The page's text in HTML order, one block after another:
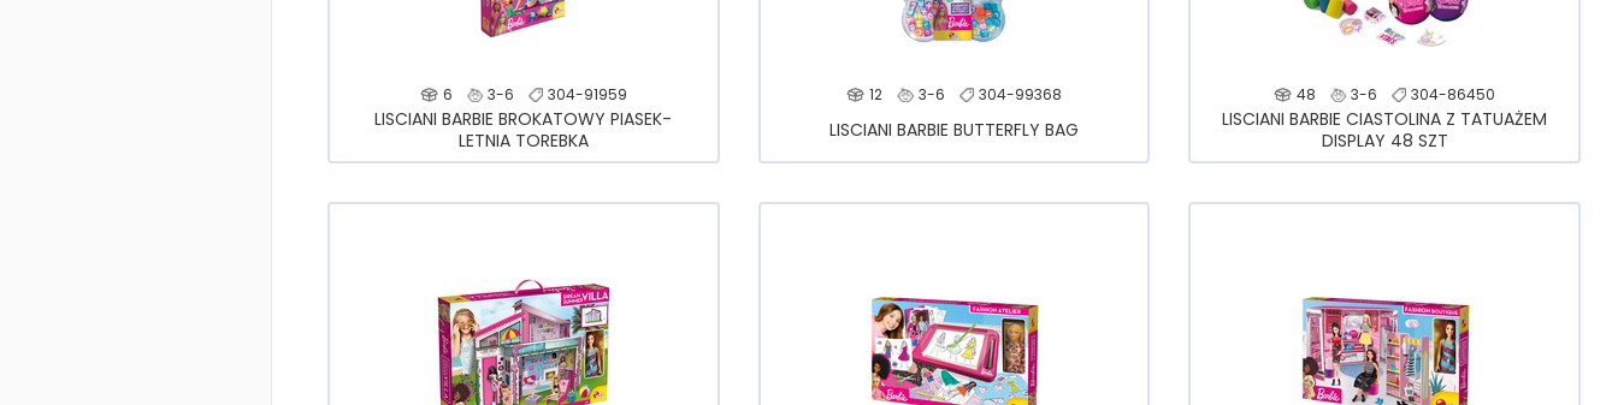
6 3-6 304-91959
LISCIANI BARBIE BROKATOWY PIASEK-
LETNIA TOREBKA
12 3-6 304-99368
LISCIANI BARBIE BUTTERFLY BAG
48 3-6 304-86450
LISCIANI BARBIE CIASTOLINA Z TATUAŻEM
DISPLAY 48 SZT